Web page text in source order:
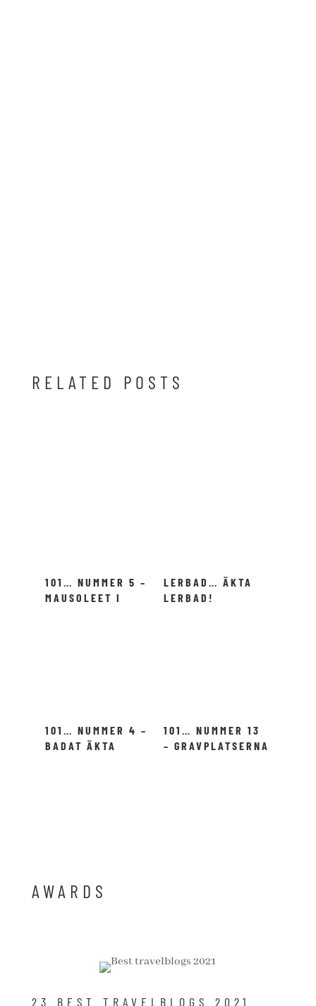
RELATED POSTS
101… NUMMER 5 –
MAUSOLEET I
LERBAD… ÄKTA
LERBAD!
101… NUMMER 4 –
BADAT ÄKTA
101… NUMMER 13
– GRAVPLATSERNA
AWARDS
23 BEST TRAVELBLOGS 2021